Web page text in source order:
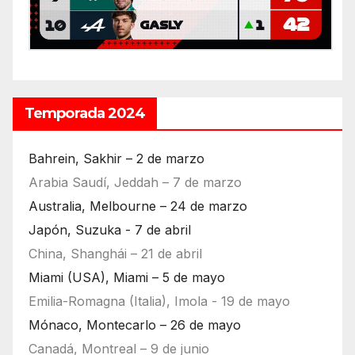
Temporada 2024
Bahrein, Sakhir – 2 de marzo
Arabia Saudí, Jeddah – 7 de marzo
Australia, Melbourne – 24 de marzo
Japón, Suzuka - 7 de abril
China, Shanghái – 21 de abril
Miami (USA), Miami – 5 de mayo
Emilia-Romagna (Italia), Imola - 19 de mayo
Mónaco, Montecarlo – 26 de mayo
Canadá, Montreal – 9 de junio